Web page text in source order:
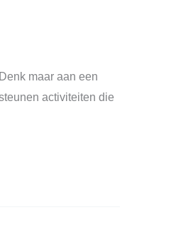
maar aan een
activiteiten die